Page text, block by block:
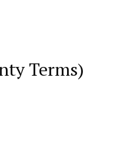
Terms)